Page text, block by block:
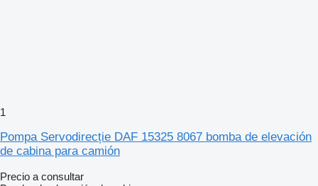
1
Pompa Servodirecție DAF 15325 8067 bomba de elevación
de cabina para camión
Precio a consultar